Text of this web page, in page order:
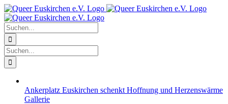
Zum
Inhalt
springen
Facebook
X
Instagram
Pinterest
Suche
nach:
Suche
nach:
Ankerplatz Euskirchen schenkt Hoffnung und Herzenswärme
Gallerie